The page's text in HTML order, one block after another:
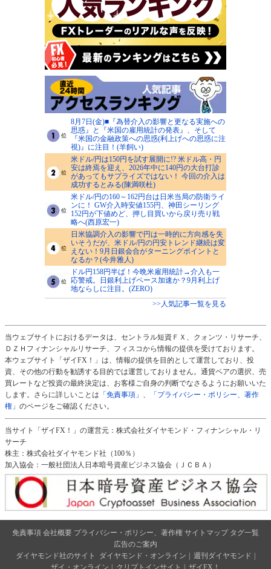
8月7日(金)■『為替介入の影響と更なる実施への
思惑』と『米国の雇用統計の発表』、そして
『米国の金融政策への思惑(利上げへの思惑に注
視)』に注目！(羊飼い)
米ドル/円は150円を試す展開に!? 米ドル高・円
安は終焉を迎え、2026年中に140円の大台打診
があってもサプライズではない！ 今回の介入は
成功するとみる(陳満咲杜)
米ドル/円の160～162円台は日米当局の防衛ライ
ンに！ GW介入時安値155円、神田シーリング
152円が下値めど、押し目買いから戻り売り戦
略へ(西原宏一)
日米協調介入の影響で円は一時的に方向感を失
いそうだが、米ドル/円の円安トレンド継続は変
えない！9月日銀会合がターニングポイントと
なるか？(今井雅人)
ドル円158円半ば！今晩米雇用統計→介入も一
応警戒。日銀利上げペース加速か？9月利上げ
地ならしに注目。(ZERO)
>>人気記事一覧を見る
当ウェブサイトにおけるデータは、セントラル短資ＦＸ、クォンツ・リサーチ、
ＤＺＨフィナンシャルリサーチ、フィスコから情報の提供を受けております。
本ウェブサイト「ザイFX！」は、情報の提供を目的として運営しており、投
資、その他の行動を勧誘する目的では運営しておりません。通貨ペアの選択、売
買レートなど投資の最終決定は、お客様ご自身の判断でなさるようにお願いいた
します。さらに詳しいことは 「免責事項」 、
「プライバシー・ポリシー、著作
権」 のページをご確認ください。
当サイト「ザイFX！」の運営元：株式会社ダイヤモンド・フィナンシャル・リ
サーチ
株主：株式会社ダイヤモンド社（100％）
加入協会：一般社団法人日本暗号資産ビジネス協会（ＪＣＢＡ）
免責事項 会社概要 プライバシー・ポリシー、著作権 サイトマップ タグ一覧
広告のご案内
ダイヤモンド社のサイト
ダイヤモンド・オンライン 週刊ダイヤモンド